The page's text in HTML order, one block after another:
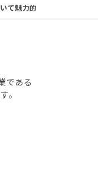
て魅力的
である
。